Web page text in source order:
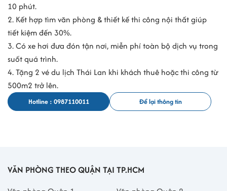
10 phút.
2. Kết hợp tìm văn phòng & thiết kế thi công nội thất giúp
tiết kiệm đến 30%.
3. Có xe hơi đưa đón tận nơi, miễn phí toàn bộ dịch vụ trong
suốt quá trình.
4. Tặng 2 vé du lịch Thái Lan khi khách thuê hoặc thi công từ
500m2 trở lên.
Hotline : 0987110011 Để lại thông tin
VĂN PHÒNG THEO QUẬN TẠI TP.HCM